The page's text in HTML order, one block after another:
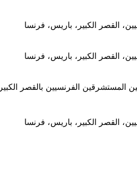
القصر الكبير، باريس، فرنسا
القصر الكبير، باريس، فرنسا
المستشرقين الفرنسيين بالقصر
القصر الكبير، باريس، فرنسا